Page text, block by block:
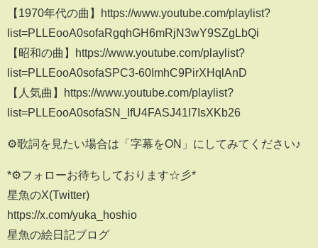
【1970年代の曲】https://www.youtube.com/playlist?
list=PLLEooA0sofaRgqhGH6mRjN3wY9SZgLbQi
【昭和の曲】https://www.youtube.com/playlist?
list=PLLEooA0sofaSPC3-60ImhC9PirXHqlAnD
【人気曲】https://www.youtube.com/playlist?
list=PLLEooA0sofaSN_IfU4FASJ41I7IsXKb26
⚙歌詞を見たい場合は「字幕をON」にしてみてください♪
*⚙フォローお待ちしております☆彡*
星魚のX(Twitter)
https://x.com/yuka_hoshio
星魚の絵日記ブログ